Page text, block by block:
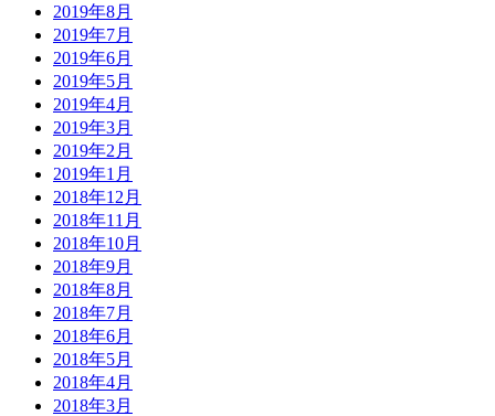
2019年8月
2019年7月
2019年6月
2019年5月
2019年4月
2019年3月
2019年2月
2019年1月
2018年12月
2018年11月
2018年10月
2018年9月
2018年8月
2018年7月
2018年6月
2018年5月
2018年4月
2018年3月